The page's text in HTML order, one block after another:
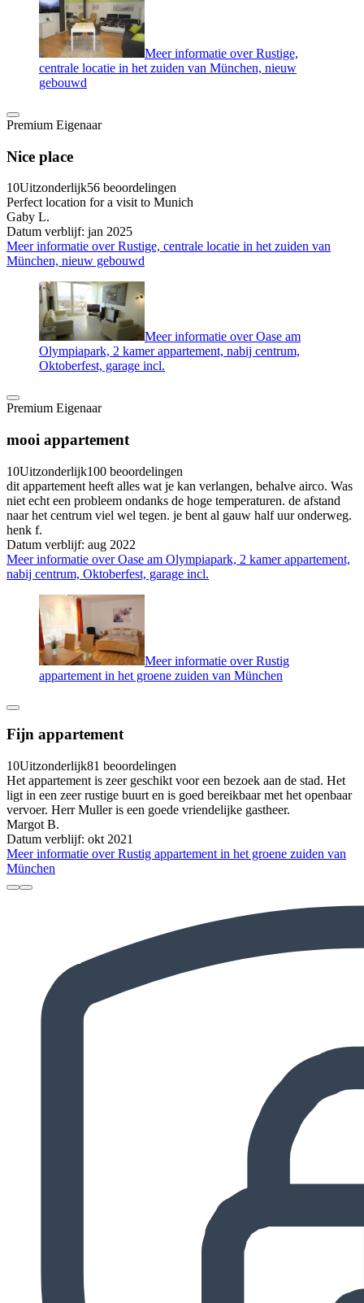
Meer informatie over Rustige,
centrale locatie in het zuiden van München, nieuw
gebouwd
Premium Eigenaar
Nice place
10Uitzonderlijk56 beoordelingen
Perfect location for a visit to Munich
Gaby L.
Datum verblijf: jan 2025
Meer informatie over Rustige, centrale locatie in het zuiden van
München, nieuw gebouwd
Meer informatie over Oase am
Olympiapark, 2 kamer appartement, nabij centrum,
Oktoberfest, garage incl.
Premium Eigenaar
mooi appartement
10Uitzonderlijk100 beoordelingen
dit appartement heeft alles wat je kan verlangen, behalve airco. Was
niet echt een probleem ondanks de hoge temperaturen. de afstand
naar het centrum viel wel tegen. je bent al gauw half uur onderweg.
henk f.
Datum verblijf: aug 2022
Meer informatie over Oase am Olympiapark, 2 kamer appartement,
nabij centrum, Oktoberfest, garage incl.
Meer informatie over Rustig
appartement in het groene zuiden van München
Fijn appartement
10Uitzonderlijk81 beoordelingen
Het appartement is zeer geschikt voor een bezoek aan de stad. Het
ligt in een zeer rustige buurt en is goed bereikbaar met het openbaar
vervoer. Herr Muller is een goede vriendelijke gastheer.
Margot B.
Datum verblijf: okt 2021
Meer informatie over Rustig appartement in het groene zuiden van
München